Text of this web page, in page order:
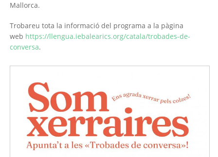
Mallorca.
Trobareu tota la informació del programa a la pàgina
web https://llengua.iebalearics.org/catala/trobades-de-
conversa.